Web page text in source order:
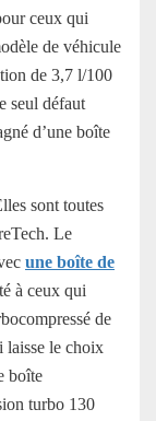
ceux qui
de véhicule
de 3,7 l/100
seul défaut
d’une boîte
sont toutes
Le
une boîte de
à ceux qui
de
laisse le choix
boîte
turbo 130